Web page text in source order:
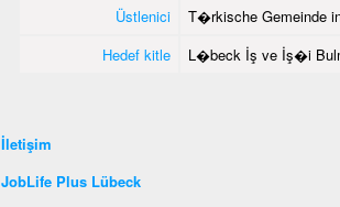
Üstlenici
T�rkische Gemeinde
Hedef kitle
L�beck İş ve İş�i
İletişim
JobLife Plus Lübeck